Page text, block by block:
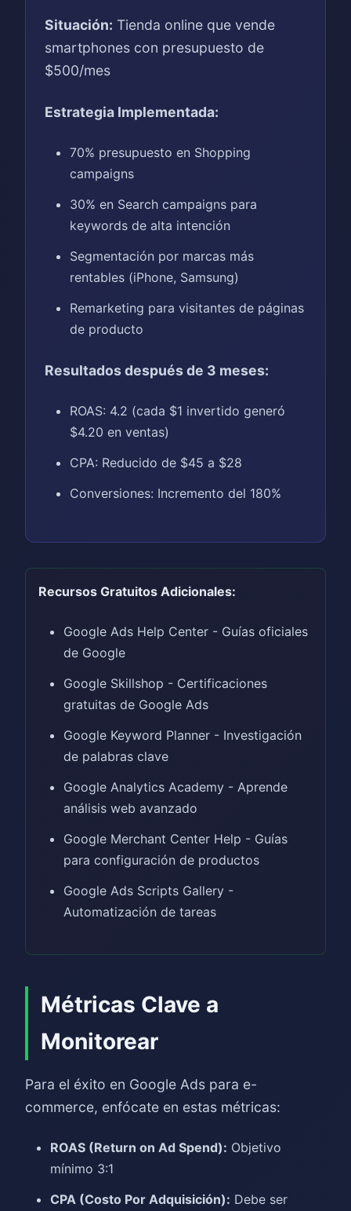
Situación: Tienda online que vende
smartphones con presupuesto de
$500/mes
Estrategia Implementada:
70% presupuesto en Shopping
campaigns
30% en Search campaigns para
keywords de alta intención
Segmentación por marcas más
rentables (iPhone, Samsung)
Remarketing para visitantes de páginas
de producto
Resultados después de 3 meses:
ROAS: 4.2 (cada $1 invertido generó
$4.20 en ventas)
CPA: Reducido de $45 a $28
Conversiones: Incremento del 180%
Recursos Gratuitos Adicionales:
Google Ads Help Center - Guías oficiales
de Google
Google Skillshop - Certificaciones
gratuitas de Google Ads
Google Keyword Planner - Investigación
de palabras clave
Google Analytics Academy - Aprende
análisis web avanzado
Google Merchant Center Help - Guías
para configuración de productos
Google Ads Scripts Gallery -
Automatización de tareas
Métricas Clave a
Monitorear
Para el éxito en Google Ads para e-
commerce, enfócate en estas métricas:
ROAS (Return on Ad Spend): Objetivo
mínimo 3:1
CPA (Costo Por Adquisición): Debe ser